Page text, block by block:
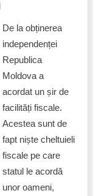
De la obținerea
independenței
Republica
Moldova a
acordat un șir de
facilități fiscale.
Acestea sunt de
fapt niște cheltuieli
fiscale pe care
statul le acordă
unor oameni,